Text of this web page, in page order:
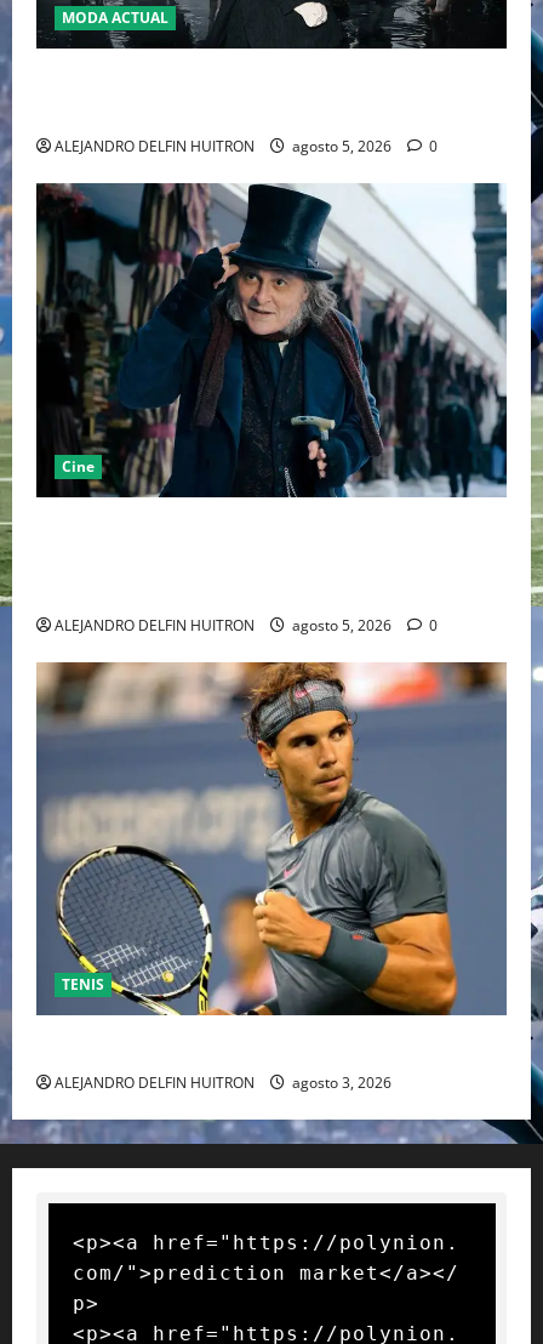
MODA ACTUAL
ALEJANDRO DELFIN HUITRON agosto 5, 2026 0
Cine
ALEJANDRO DELFIN HUITRON agosto 5, 2026 0
TENIS
ALEJANDRO DELFIN HUITRON agosto 3, 2026
<p><a href="https://polynion.
com/">prediction market</a></
p>
<p><a href="https://polynion.